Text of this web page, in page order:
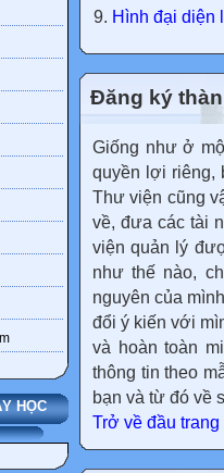
HỌC
Hình đại diện
Đăng ký
Giống như ở
quyền lợi riêng,
Thư viện cũng
về, đưa các tài
viện quản lý
như thế nào,
nguyên của
đổi ý kiến với
và hoàn toàn
thông tin theo
bạn và từ đó về
Trở về đầu trang